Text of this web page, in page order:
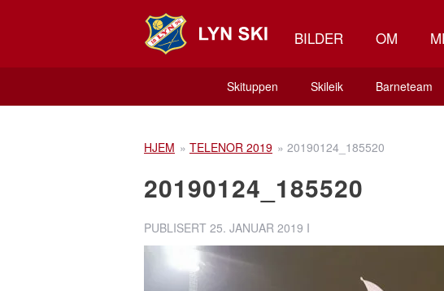
BILDER OM
Skituppen Skileik Barneteam
HJEM » TELENOR 2019 » 20190124_185520
20190124_185520
PUBLISERT 25. JANUAR 2019 I